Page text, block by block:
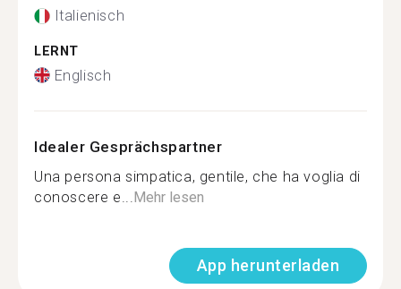
Italienisch
LERNT
Englisch
Idealer Gesprächspartner
Una persona simpatica, gentile, che ha voglia di
conoscere e... Mehr lesen
App herunterladen